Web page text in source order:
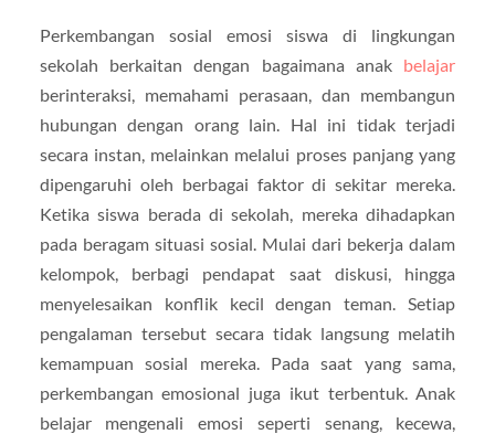
Perkembangan sosial emosi siswa di lingkungan
sekolah berkaitan dengan bagaimana anak belajar
berinteraksi, memahami perasaan, dan membangun
hubungan dengan orang lain. Hal ini tidak terjadi
secara instan, melainkan melalui proses panjang yang
dipengaruhi oleh berbagai faktor di sekitar mereka.
Ketika siswa berada di sekolah, mereka dihadapkan
pada beragam situasi sosial. Mulai dari bekerja dalam
kelompok, berbagi pendapat saat diskusi, hingga
menyelesaikan konflik kecil dengan teman. Setiap
pengalaman tersebut secara tidak langsung melatih
kemampuan sosial mereka. Pada saat yang sama,
perkembangan emosional juga ikut terbentuk. Anak
belajar mengenali emosi seperti senang, kecewa,